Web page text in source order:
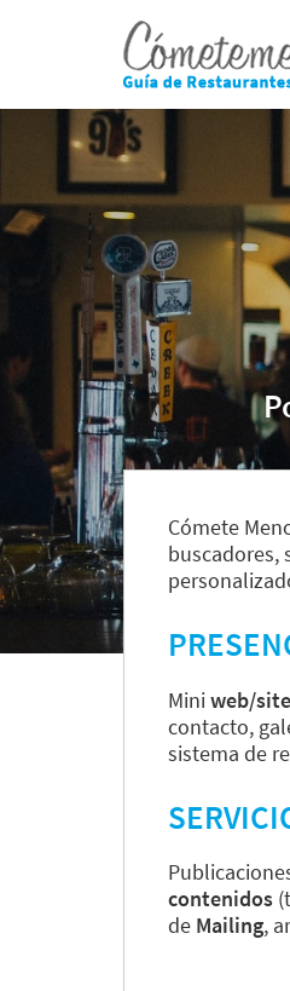
BUSCAR RESTAURANTE
EXPERIENCIAS
GASTRONÓMICAS
Restaurantes en
Menorca
Abiertos
Por Localización
Por Tipo de Cocina
Por Precio
Ideal para
¿Tienes un
restaurante?
Quiénes somos
Servicios y tarifas
Información legal
Cómete
buscadores,
Miniweb/
contacto,
sistema de
contenidos
de Mailing,